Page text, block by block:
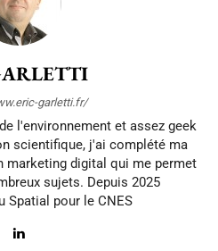
garletti.fr/
l'environnement et assez geek
scientifique, j'ai complété ma
marketing digital qui me permet
sujets. Depuis 2025
Spatial pour le CNES